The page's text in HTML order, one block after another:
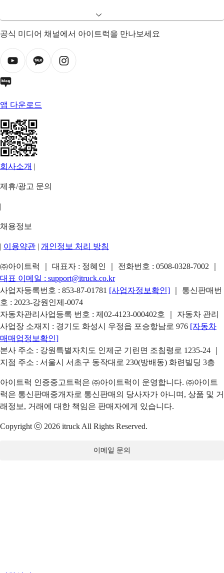
공식 미디어 채널에서 아이트럭을 만나보세요
앱 다운로드
회사소개 |
제휴/광고 문의
|
채용정보
| 이용약관 | 개인정보 처리 방침
㈜아이트럭 ｜ 대표자 : 정혜인 ｜ 전화번호 : 0508-0328-7002
대표 이메일 : support@itruck.co.kr
사업자등록번호 : 853-87-01781 [사업자정보확인]
｜ 통신판매번
호 : 2023-강원인제-0074
자동차관리사업등록 번호 : 제02-4123-000402호 ｜ 자동차 관리
사업장 소재지 : 경기도 화성시 우정읍 포승항남로 976 [자동차
매매업정보확인]
본사 주소 : 강원특별자치도 인제군 기린면 조침령로 1235-24 ｜
지점 주소 : 서울시 서초구 동작대로 230(방배동) 화련빌딩 3층
아이트럭 인증중고트럭은 ㈜아이트럭이 운영합니다. ㈜아이트
럭은 통신판매중개자로 통신판매의 당사자가 아니며, 상품 및 거
래정보, 거래에 대한 책임은 판매자에게 있습니다.
Copyright ⓒ 2026 itruck All Rights Reserved.
이메일 문의